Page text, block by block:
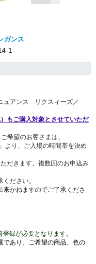
ガンス
1
アンス リクスィーズ／
もご購入対象とさせていただ
希望のお客さまは、
より、ご入場の時間帯を決め
だきます。複数回のお申込み
ださい。
来かねますのでご了承くださ
録が必要となります。
であり、ご希望の商品、色の